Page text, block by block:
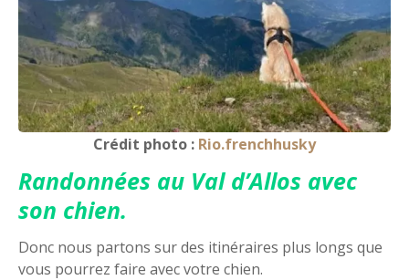
Crédit photo : Rio.frenchhusky
Randonnées au Val d’Allos avec
son chien.
Donc nous partons sur des itinéraires plus longs que
vous pourrez faire avec votre chien.